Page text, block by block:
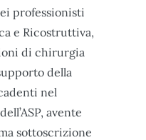
professionisti
e Ricostruttiva,
di chirurgia
della
nel
avente
sottoscrizione